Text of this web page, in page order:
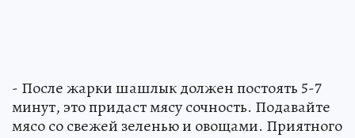
- После жарки шашлык должен постоять 5-7
минут, это придаст мясу сочность. Подавайте
мясо со свежей зеленью и овощами. Приятного